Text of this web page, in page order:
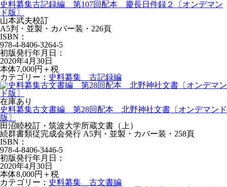
史料纂集古記録編 第107回配本 慶長日件録２〔オンデマン
ド版〕
山本武夫校訂
A5判・並製・カバー装・226頁
ISBN：
978-4-8406-3264-5
初版発行年月日：
2020年4月30日
本体7,000円＋税
カテゴリー： 史料纂集 古記録編
在庫あり
史料纂集古文書編 第28回配本 北野神社文書〔オンデマンド
版〕
田沼睦校訂・筑波大学所蔵文書（上）
続群書類従完成会発行 A5判・並製・カバー装・258頁
ISBN：
978-4-8406-3446-5
初版発行年月日：
2020年4月30日
本体8,000円＋税
カテゴリー： 史料纂集 古文書編